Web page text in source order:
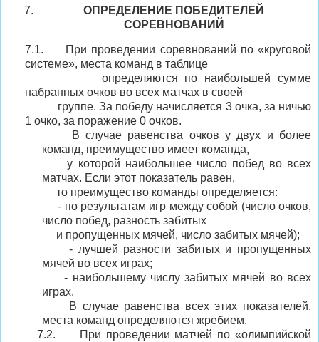
ОПРЕДЕЛЕНИЕ ПОБЕДИТЕЛЕЙ
СОРЕВНОВАНИЙ
7.1.
При проведении соревнований по «круговой
системе», места команд в таблице
определяются по наибольшей сумме
набранных очков во всех матчах в своей
группе. За победу начисляется 3 очка, за ничью
1 очко, за поражение 0 очков.
В случае равенства очков у двух и более
команд, преимущество имеет команда,
у которой наибольшее число побед во всех
матчах. Если этот показатель равен,
то преимущество команды определяется:
- по результатам игр между собой (число очков,
число побед, разность забитых
и пропущенных мячей, число забитых мячей);
- лучшей разности забитых и пропущенных
мячей во всех играх;
- наибольшему числу забитых мячей во всех
играх.
В случае равенства всех этих показателей,
места команд определяются жребием.
7.2.
При проведении матчей по «олимпийской